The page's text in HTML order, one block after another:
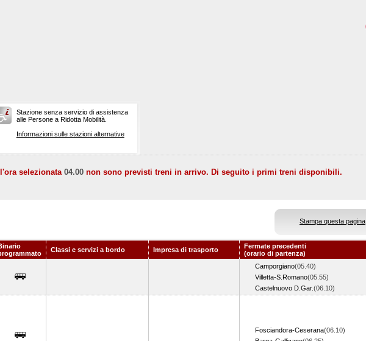
Stazione senza servizio di assistenza
alle Persone a Ridotta Mobilità.
Informazioni sulle stazioni alternative
selezionata04.00 non sono previsti treni in arrivo. Di seguito i primi treni disponibili.
Stampa questa pagina
Classi e servizi a bordo Impresa di trasporto
Fermate precedenti
(orario di partenza)
Camporgiano(05.40)
Villetta-S.Romano(05.55)
Castelnuovo D.Gar.(06.10)
Fosciandora-Ceserana(06.10)